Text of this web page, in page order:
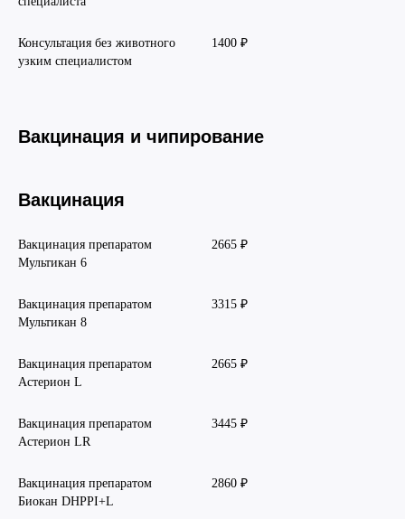
Консультация без животного
узким специалистом
1400 ₽
Вакцинация и чипирование
Вакцинация
Вакцинация препаратом
Мультикан 6
2665 ₽
Вакцинация препаратом
Мультикан 8
3315 ₽
Вакцинация препаратом
Астерион L
2665 ₽
Вакцинация препаратом
Астерион LR
3445 ₽
Вакцинация препаратом
Биокан DHPPI+L
2860 ₽